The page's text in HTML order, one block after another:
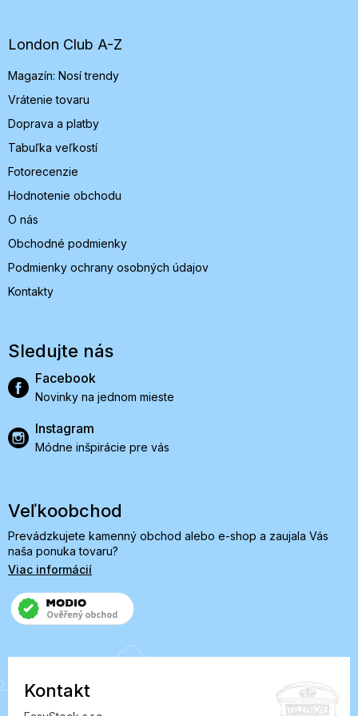
e
London Club A-Z
Magazín: Nosí trendy
Vrátenie tovaru
Doprava a platby
Tabuľka veľkostí
Fotorecenzie
Hodnotenie obchodu
O nás
Obchodné podmienky
Podmienky ochrany osobných údajov
Kontakty
Sledujte nás
Facebook
Novinky na jednom mieste
Instagram
Módne inšpirácie pre vás
Veľkoobchod
Prevádzkujete kamenný obchod alebo e-shop a zaujala Vás
naša ponuka tovaru?
Viac informácií
Kontakt